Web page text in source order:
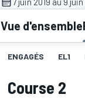
MOTOGP
Vue d'ensemble
ENGAGÉS EL1
Course 2